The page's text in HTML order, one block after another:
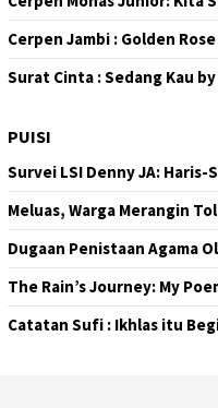
Cerpen Jambi : Golden Rose
Surat Cinta : Sedang Kau
PUISI
Survei LSI Denny JA:
Meluas, Warga Merangin
Dugaan Penistaan Agama
The Rain’s Journey: My
Catatan Sufi : Ikhlas itu